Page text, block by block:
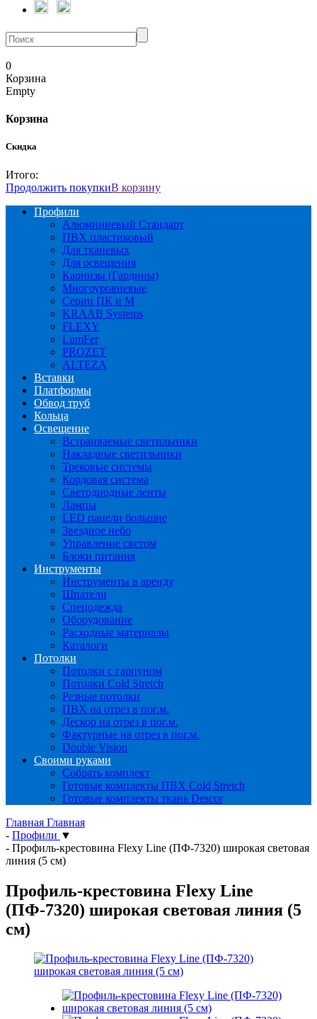
0
Корзина
Empty
Корзина
Скидка
Итого:
Продолжить покупкиВ корзину
Профили
Алюминиевый Стандарт
ПВХ пластиковый
Для тканевых
Для освещения
Карнизы (Гардины)
Многоуровневые
Серии ПК и М
KRAAB Systems
FLEXY
LumFer
PROZET
ALTEZA
Вставки
Платформы
Обвод труб
Кольца
Освещение
Встраиваемые светильники
Накладные светильники
Трековые системы
Кордовая система
Светодиодные ленты
Лампы
LED панели большие
Звездное небо
Управление светом
Блоки питания
Инструменты
Инструменты в аренду
Шпатели
Спецодежда
Оборудование
Расходные материалы
Каталоги
Потолки
Потолки с гарпуном
Потолки Cold Stretch
Резные потолки
ПВХ на отрез в пог.м.
Дескор на отрез в пог.м.
Фактурные на отрез в пог.м.
Double Vision
Своими руками
Собрать комплект
Готовые комплекты ПВХ Cold Stretch
Готовые комплекты ткань Descor
Главная Главная
- Профили ▼
- Профиль-крестовина Flexy Line (ПФ-7320) широкая световая
линия (5 см)
Профиль-крестовина Flexy Line
(ПФ-7320) широкая световая линия (5
см)